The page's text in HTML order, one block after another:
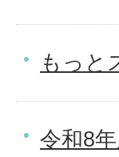
もっと
令和8